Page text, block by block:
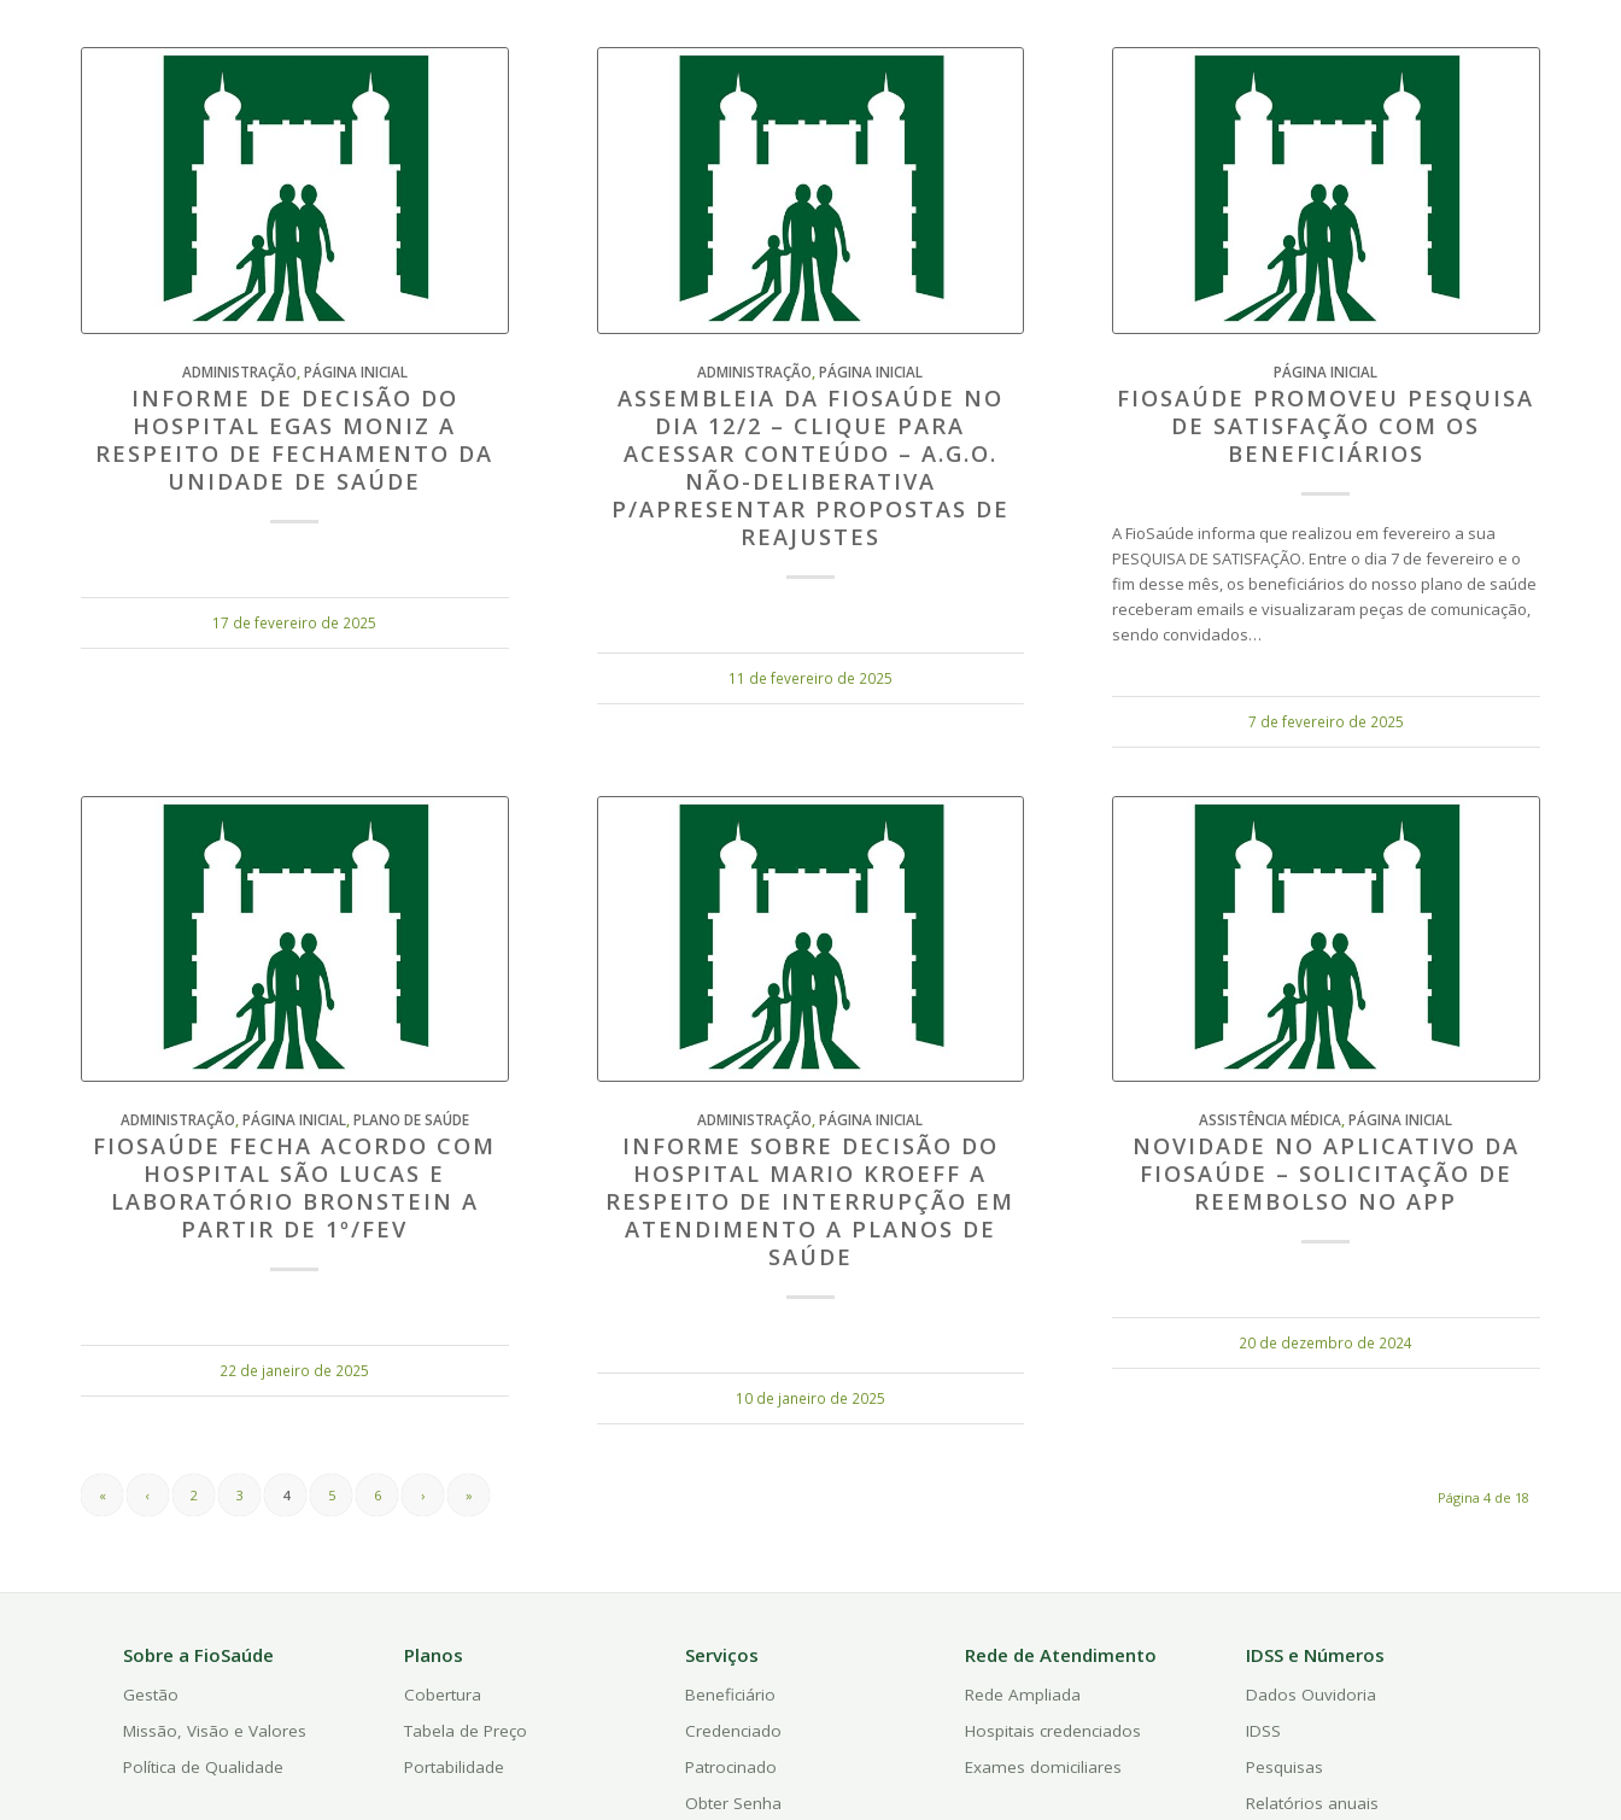
ADMINISTRAÇÃO PÁGINA INICIAL
INFORME DE DECISÃO DO
HOSPITAL EGAS MONIZ A
RESPEITO DE FECHAMENTO DA
UNIDADE DE SAÚDE
17 de fevereiro de 2025
ADMINISTRAÇÃO ,PÁGINA INICIAL
ASSEMBLEIA DA FIOSAÚDE NO
DIA 12/2 – CLIQUE PARA
ACESSAR CONTEÚDO – A.G.O.
NÃO-DELIBERATIVA
P/APRESENTAR PROPOSTAS DE
REAJUSTES
11 de fevereiro de 2025
PÁGINA INICIAL
FIOSAÚDE PROMOVEU PESQUISA
DE SATISFAÇÃO COM OS
BENEFICIÁRIOS
A FioSaúde informa que realizou em fevereiro a sua
PESQUISA DE SATISFAÇÃO. Entre o dia 7 de fevereiro e o
fim desse mês, os beneficiários do nosso plano de saúde
receberam emails e visualizaram peças de comunicação,
sendo convidados…
7 de fevereiro de 2025
ADMINISTRAÇÃO PÁGINA INICIAL, PLANO DE SAÚDE
FIOSAÚDE FECHA ACORDO COM
HOSPITAL SÃO LUCAS E
LABORATÓRIO BRONSTEIN A
PARTIR DE 1º/FEV
22 de janeiro de 2025
ADMINISTRAÇÃO ,PÁGINA INICIAL
INFORME SOBRE DECISÃO DO
HOSPITAL MARIO KROEFF A
RESPEITO DE INTERRUPÇÃO EM
ATENDIMENTO A PLANOS DE
SAÚDE
10 de janeiro de 2025
ASSISTÊNCIA MÉDICA ,PÁGINA INICIAL
NOVIDADE NO APLICATIVO DA
FIOSAÚDE – SOLICITAÇÃO DE
REEMBOLSO NO APP
20 de dezembro de 2024
Página 4 de 18
« ‹ 2 3 4 5 6 › »
Sobre a FioSaúde
Gestão
Missão, Visão e Valores
Política de Qualidade
Planos
Cobertura
Tabela de Preço
Portabilidade
Serviços
Beneficiário
Credenciado
Patrocinado
Obter Senha
Rede de Atendimento
Rede Ampliada
Hospitais credenciados
Exames domiciliares
IDSS e Números
Dados Ouvidoria
IDSS
Pesquisas
Relatórios anuais